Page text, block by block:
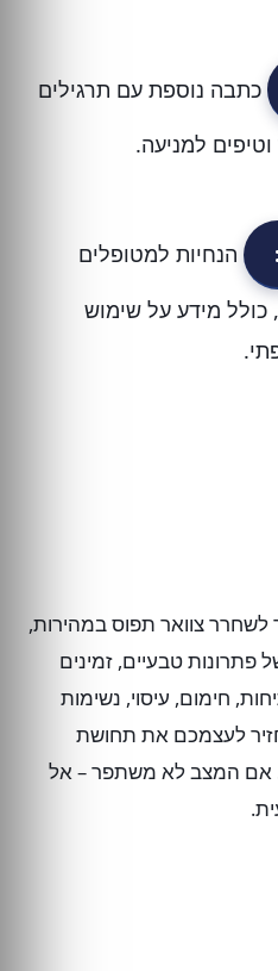
כתבה נוספת עם תרגילים
למניעה.
הנחיות למטופלים
כולל מידע על שימוש
צוואר תפוס במהירות,
פתרונות טבעיים, זמינים
חימום, עיסוי, נשימות
לעצמכם את תחושת
אם המצב לא משתפר – אל